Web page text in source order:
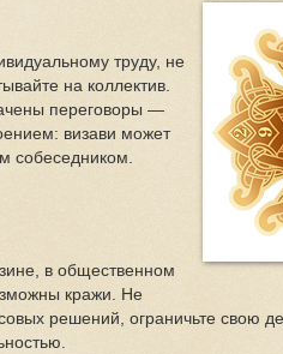
труду, не
на коллектив.
переговоры —
визави может
собеседником.
в общественном
кражи. Не
решений, ограничьте свою